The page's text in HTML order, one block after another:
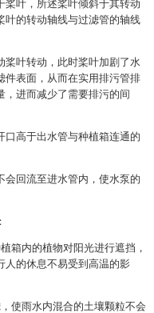
桨叶，所述桨叶倾斜于其转动
叶的转动轴线与过滤管的轴线
桨叶转动，此时桨叶加剧了水
件表面，从而在实用排污管排
，进而减少了需要排污的间
口高于出水管与种植箱连通的
会回流至进水管内，使水泵的
箱内的植物对阳光进行遮挡，
人的休息不易受到高温的影
使雨水内混合的土壤颗粒不会